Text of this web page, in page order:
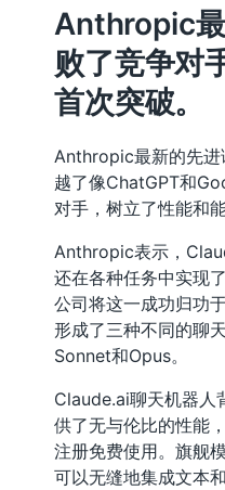
Anthropic
败了竞争对
首次突破。
Anthropic最新的先
越了像ChatGPT和
对手，树立了性能和
Anthropic表示，
还在各种任务中实现
公司将这一成功归功
形成了三种不同的聊
Sonnet和Opus。
Claude.ai聊天机器人
供了无与伦比的性能
注册免费使用。旗舰
可以无缝地集成文本